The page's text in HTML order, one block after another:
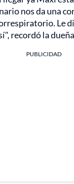
nos da una
Le
recordó la
PUBLICIDAD